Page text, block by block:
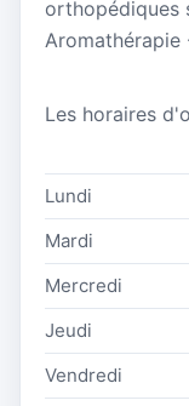
orthopédiques
Aromathérapie
Les horaires
Lundi
Mardi
Mercredi
Jeudi
Vendredi